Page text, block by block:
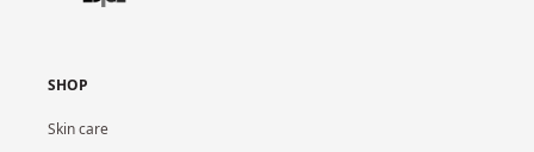
SHOP
Skin care